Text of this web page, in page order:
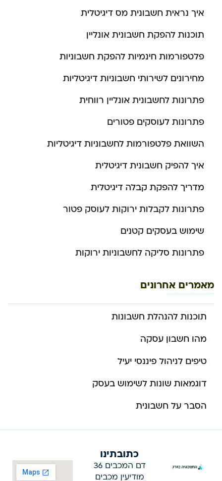
איך נראית חשבונית מס דיגיטלית
תוכנות להפקת חשבונית אונליין
פלטפורמות חינמיות להפקת חשבוניות
מחירונים לשירותי חשבוניות דיגיטליות
פתרונות לחשבונית אונליין רווחית
פתרונות לעוסקים פטורים
השוואת פלטפורמות לחשבוניות דיגיטליות
איך להפיק חשבונית דיגיטלית
מדריך להפקת קבלה דיגיטלית
פתרונות לקבלות ירוקות לעוסק פטור
שימוש בעסקים קטנים
פתרונות סליקה לחשבוניות ירוקות
מאמרים אחרונים
תוכנות להנהלת חשבונות
מהו חשבון עסקה
טיפים לניהול פיננסי יעיל
דוגמאות שונות לשימוש בעסק
הסבר על חשבונית
כתובתינו
דם המכבים 36
מודיעין מכבים